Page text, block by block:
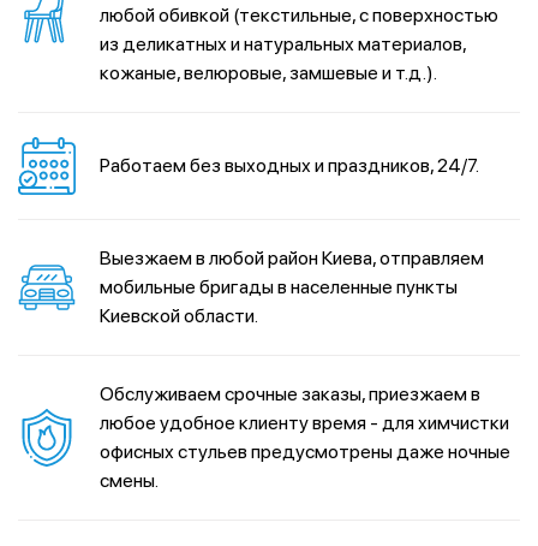
любой обивкой (текстильные, с поверхностью
из деликатных и натуральных материалов,
кожаные, велюровые, замшевые и т.д.).
Работаем без выходных и праздников, 24/7.
Выезжаем в любой район Киева, отправляем
мобильные бригады в населенные пункты
Киевской области.
Обслуживаем срочные заказы, приезжаем в
любое удобное клиенту время - для химчистки
офисных стульев предусмотрены даже ночные
смены.